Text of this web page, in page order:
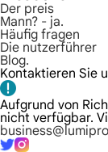
Der preis
Mann? - ja.
Häufig fragen
Die nutzerführer
Blog.
Kontaktieren Sie
Aufgrund von
nicht verfügbar.